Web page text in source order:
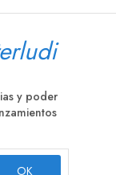
y poder